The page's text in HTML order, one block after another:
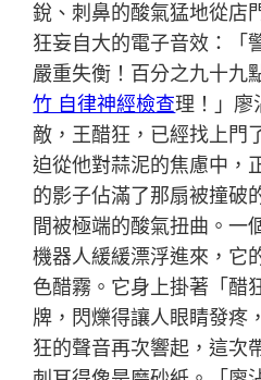
銳、刺鼻的酸氣猛地從店
狂妄自大的電子音效：「
嚴重失衡！百分之九十九
竹 自律神經檢查理！」廖
敵，王醋狂，已經找上門
迫從他對蒜泥的焦慮中，
的影子佔滿了那扇被撞破
間被極端的酸氣扭曲。一
機器人緩緩漂浮進來，它
色醋霧。它身上掛著「醋
牌，閃爍得讓人眼睛發疼
狂的聲音再次響起，這次